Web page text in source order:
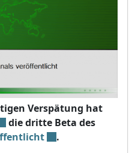
Verspätung hat
die dritte Beta des
.